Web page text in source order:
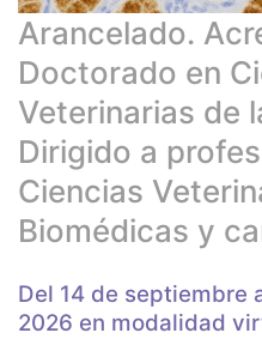
Arancelado.
Doctorado en
Veterinarias de
Dirigido a
Ciencias
Biomédicas y
Del 14 de septiembre
2026 en modalidad